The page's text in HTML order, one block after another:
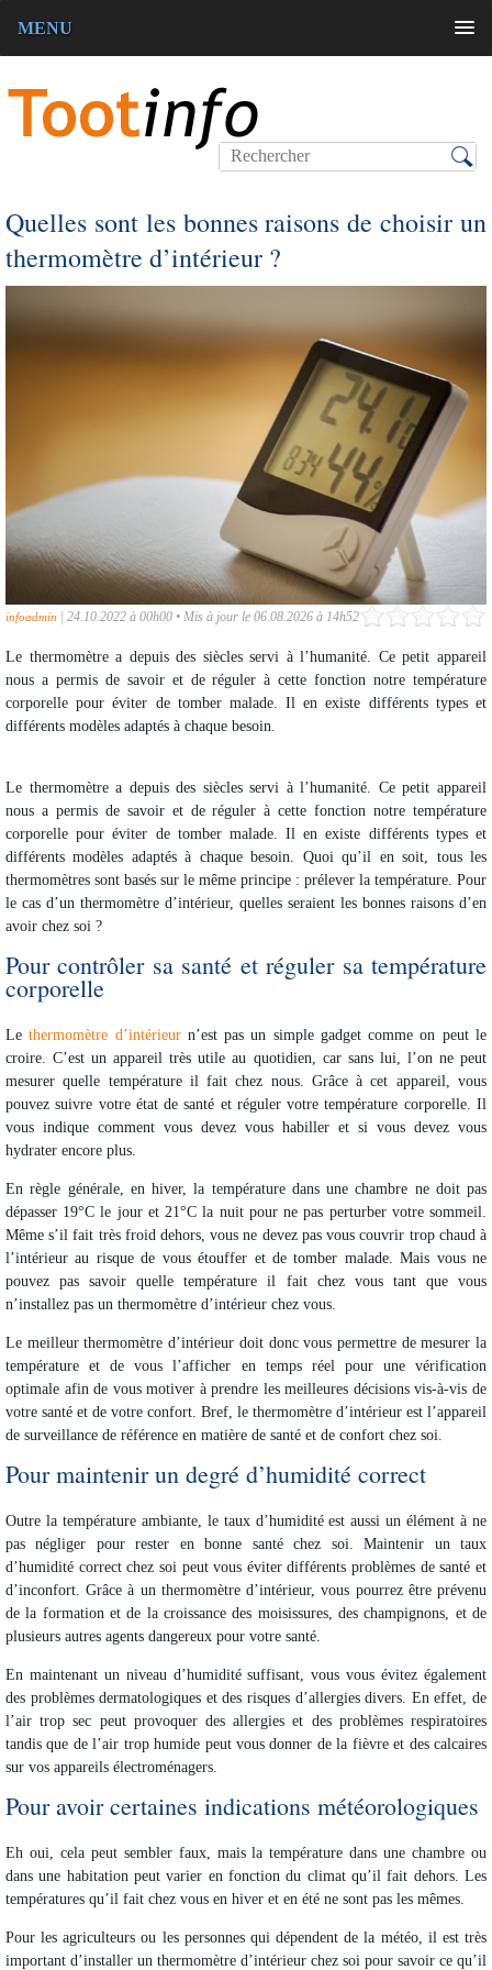
MENU
Quelles sont les bonnes raisons de choisir un
thermomètre d’intérieur ?
infoadmin 24.10.2022 à 00h00 • Mis à jour le 06.08.2026 à 14h52
Le thermomètre a depuis des siècles servi à l’humanité. Ce petit appareil
nous a permis de savoir et de réguler à cette fonction notre température
corporelle pour éviter de tomber malade. Il en existe différents types et
différents modèles adaptés à chaque besoin.
Le thermomètre a depuis des siècles servi à l’humanité. Ce petit appareil
nous a permis de savoir et de réguler à cette fonction notre température
corporelle pour éviter de tomber malade. Il en existe différents types et
différents modèles adaptés à chaque besoin. Quoi qu’il en soit, tous les
thermomètres sont basés sur le même principe : prélever la température. Pour
le cas d’un thermomètre d’intérieur, quelles seraient les bonnes raisons d’en
avoir chez soi ?
Pour contrôler sa santé et réguler sa température
corporelle
Lethermomètre d’intérieurn’est pas un simple gadget comme on peut le
croire. C’est un appareil très utile au quotidien, car sans lui, l’on ne peut
mesurer quelle température il fait chez nous. Grâce à cet appareil, vous
pouvez suivre votre état de santé et réguler votre température corporelle. Il
vous indique comment vous devez vous habiller et si vous devez vous
hydrater encore plus.
En règle générale, en hiver, la température dans une chambre ne doit pas
dépasser 19°C le jour et 21°C la nuit pour ne pas perturber votre sommeil.
Même s’il fait très froid dehors, vous ne devez pas vous couvrir trop chaud à
l’intérieur au risque de vous étouffer et de tomber malade. Mais vous ne
pouvez pas savoir quelle température il fait chez vous tant que vous
n’installez pas un thermomètre d’intérieur chez vous.
Le meilleur thermomètre d’intérieur doit donc vous permettre de mesurer la
température et de vous l’afficher en temps réel pour une vérification
optimale afin de vous motiver à prendre les meilleures décisions vis-à-vis de
votre santé et de votre confort. Bref, le thermomètre d’intérieur est l’appareil
de surveillance de référence en matière de santé et de confort chez soi.
Pour maintenir un degré d’humidité correct
Outre la température ambiante, le taux d’humidité est aussi un élément à ne
pas négliger pour rester en bonne santé chez soi. Maintenir un taux
d’humidité correct chez soi peut vous éviter différents problèmes de santé et
d’inconfort. Grâce à un thermomètre d’intérieur, vous pourrez être prévenu
de la formation et de la croissance des moisissures, des champignons, et de
plusieurs autres agents dangereux pour votre santé.
En maintenant un niveau d’humidité suffisant, vous vous évitez également
des problèmes dermatologiques et des risques d’allergies divers. En effet, de
l’air trop sec peut provoquer des allergies et des problèmes respiratoires
tandis que de l’air trop humide peut vous donner de la fièvre et des calcaires
sur vos appareils électroménagers.
Pour avoir certaines indications météorologiques
Eh oui, cela peut sembler faux, mais latempérature dans une chambre ou
dans une habitationpeut varier en fonction du climat qu’il fait dehors. Les
températures qu’il fait chez vous en hiver et en été ne sont pas les mêmes.
Pour les agriculteurs ou les personnes qui dépendent de la météo, il est très
important d’installer un thermomètre d’intérieur chez soi pour savoir ce qu’il